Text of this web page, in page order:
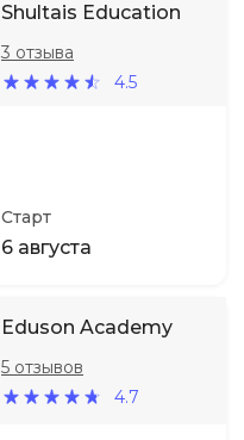
Shultais Education
4.5
3 отзыва
Старт
6 августа
Eduson Academy
4.7
5 отзывов